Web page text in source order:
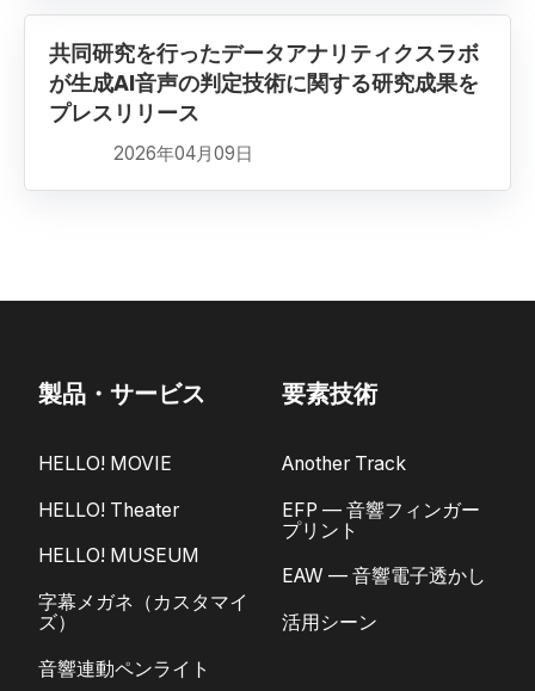
共同研究を行ったデータアナリティクスラボ
が生成AI音声の判定技術に関する研究成果を
プレスリリース
2026年04月09日
製品・サービス
HELLO! MOVIE
HELLO! Theater
HELLO! MUSEUM
字幕メガネ（カスタマイ
ズ）
音響連動ペンライト
要素技術
Another Track
EFP — 音響フィンガー
プリント
EAW — 音響電子透かし
活用シーン